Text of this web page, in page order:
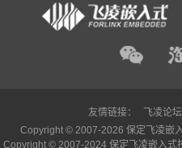
友情链接： 飞凌论坛
Copyright © 2007-2026 保定飞凌嵌
Copyright © 2007-2024 保定飞凌嵌入式